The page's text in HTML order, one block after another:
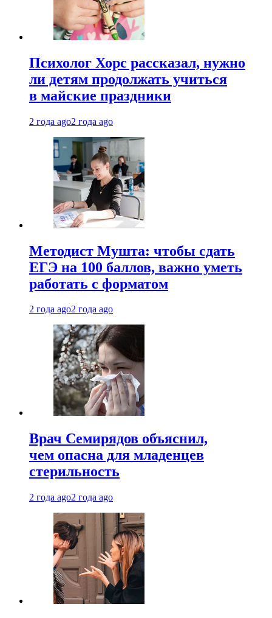
Психолог Хорс рассказал, нужно
ли детям продолжать учиться
в майские праздники
2 года ago2 года ago
Методист Мушта: чтобы сдать
ЕГЭ на 100 баллов, важно уметь
работать с форматом
2 года ago2 года ago
Врач Семирядов объяснил,
чем опасна для младенцев
стерильность
2 года ago2 года ago